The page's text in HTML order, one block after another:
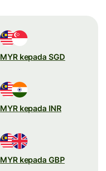
MYR kepada SGD
MYR kepada INR
MYR kepada GBP